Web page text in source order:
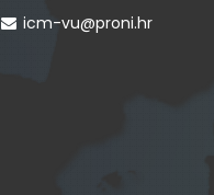
icm-vu@proni.hr